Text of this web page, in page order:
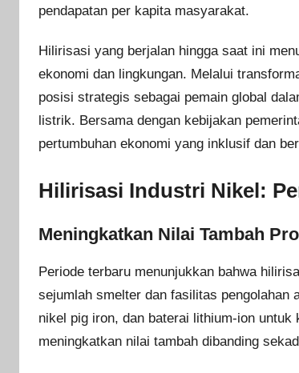
pendapatan per kapita masyarakat.
Hilirisasi yang berjalan hingga saat ini
ekonomi dan lingkungan. Melalui
posisi strategis sebagai pemain global
listrik. Bersama dengan kebijakan
pertumbuhan ekonomi yang inklusif dan
Hilirisasi Industri Nikel:
Meningkatkan Nilai Tambah
Periode terbaru menunjukkan bahwa
sejumlah smelter dan fasilitas pengolahan
nikel pig iron, dan baterai lithium-ion
meningkatkan nilai tambah dibanding